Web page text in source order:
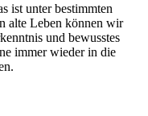
ist unter bestimmten
alte Leben können wir
und bewusstes
immer wieder in die